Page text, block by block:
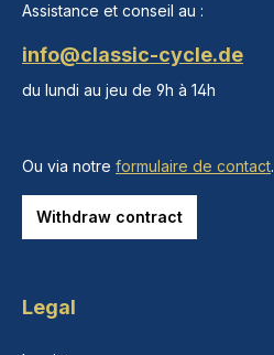
Assistance et conseil au :
info@classic-cycle.de
du lundi au jeu de 9h à 14h
Ou via notre formulaire de contact.
Withdraw contract
Legal